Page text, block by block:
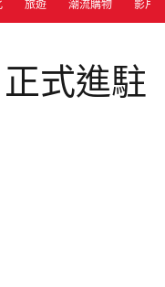
旅遊 潮流購物 影片
式進駐